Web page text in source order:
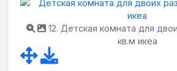
12. Детская комната для
кв.м икеа